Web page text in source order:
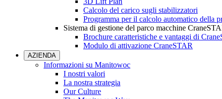
Calcolo del carico sugli stabilizzatori
Programma per il calcolo automatico della
Sistema di gestione del parco macchine
Brochure caratteristiche e vantaggi di
Modulo di attivazione CraneSTAR
AZIENDA
Informazioni su Manitowoc
I nostri valori
La nostra strategia
Our Culture